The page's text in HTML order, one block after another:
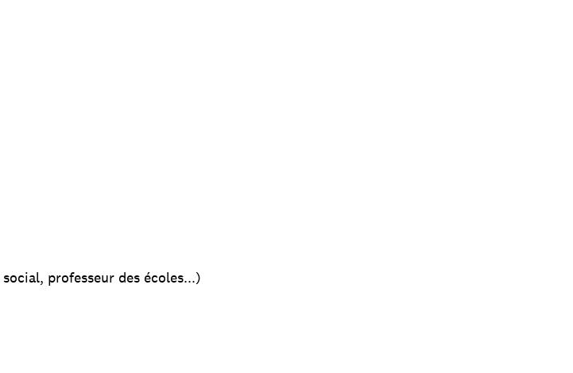
professeur des écoles...)